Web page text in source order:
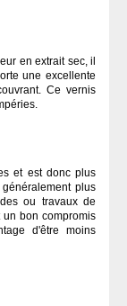
en extrait sec, il
une excellente
Ce vernis
et est donc plus
plus
ou travaux de
bon compromis
d'être moins